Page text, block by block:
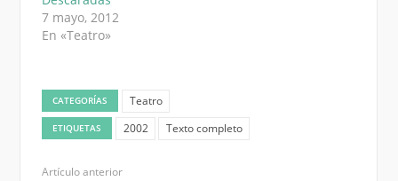
7 mayo, 2012
En «Teatro»
CATEGORÍAS Teatro
ETIQUETAS 2002 Texto completo
Artículo anterior